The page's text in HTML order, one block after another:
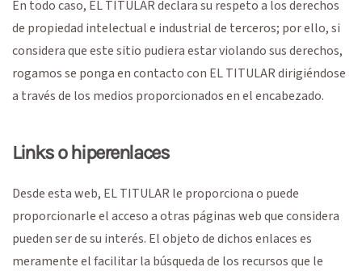
En todo caso, EL TITULAR declara su respeto a los derechos
de propiedad intelectual e industrial de terceros; por ello, si
considera que este sitio pudiera estar violando sus derechos,
rogamos se ponga en contacto con EL TITULAR dirigiéndose
a través de los medios proporcionados en el encabezado.
Links o hiperenlaces
Desde esta web, EL TITULAR le proporciona o puede
proporcionarle el acceso a otras páginas web que considera
pueden ser de su interés. El objeto de dichos enlaces es
meramente el facilitar la búsqueda de los recursos que le